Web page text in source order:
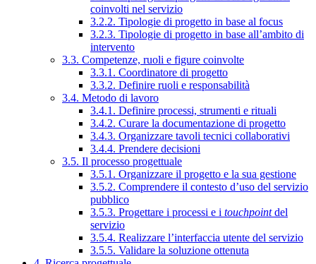
coinvolti nel servizio
3.2.2. Tipologie di progetto in base al focus
3.2.3. Tipologie di progetto in base all’ambito di
intervento
3.3. Competenze, ruoli e figure coinvolte
3.3.1. Coordinatore di progetto
3.3.2. Definire ruoli e responsabilità
3.4. Metodo di lavoro
3.4.1. Definire processi, strumenti e rituali
3.4.2. Curare la documentazione di progetto
3.4.3. Organizzare tavoli tecnici collaborativi
3.4.4. Prendere decisioni
3.5. Il processo progettuale
3.5.1. Organizzare il progetto e la sua gestione
3.5.2. Comprendere il contesto d’uso del servizio
pubblico
3.5.3. Progettare i processi e i touchpointdel
servizio
3.5.4. Realizzare l’interfaccia utente del servizio
3.5.5. Validare la soluzione ottenuta